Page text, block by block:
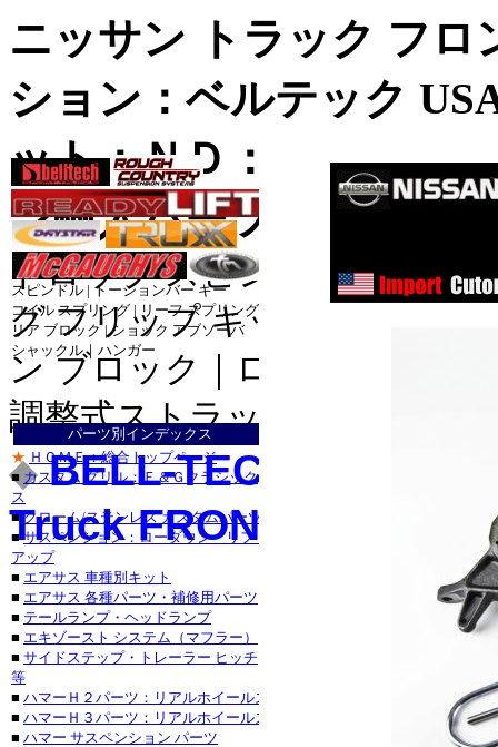
シボ
シボレ
・シボ
・シボレ
パー
・キャデ
フォード_
フォード_
スピンドル | トーションバー キー
コイル スプリング | リーフ スプリング
リア ブロック | ショック アブソーバ
シャックル｜ハンガー
パーツ別インデックス
★ ＨＯＭＥ：総合トップページ
■ カスタム グリル：Ｅ＆Ｇクラシック
ス
■ クローム/ステンレス カスタムパーツ
■ サスペンション：ローダウン・リフト
アップ
■ エアサス 車種別キット
■ エアサス 各種パーツ・補修用パーツ
■ テールランプ・ヘッドランプ
■ エキゾースト システム（マフラー）
■ サイドステップ・トレーラー ヒッチ
等
■ ハマーＨ２パーツ：リアルホイールズ
■ ハマーＨ３パーツ：リアルホイールズ
■ ハマー サスペンション パーツ
ニッサン トラック フロ
ション：ベルテック
ット：ＮＤ：Ｆ２・Ｒ３
ン輸入パーツ
ドロップ スピンドル｜調整
グ フリップ キット｜ダウン
ン ブロック｜ロワード シャ
調整式ストラット
◆BELL-TECH Sport
Truck FRONTIER